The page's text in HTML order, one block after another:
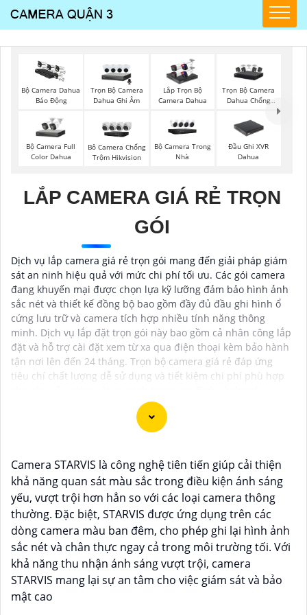
Bộ Camera Dahua
Báo Động
Trọn Bộ Camera
Dahua Ghi Âm
Lắp Trọn Bộ
Camera Dahua
Trọn Bộ Camera
Dahua Chống
Bộ Camera Full
Color Dahua
Bô Camera Chống
Trộm Hikvision
Bộ Camera Trong
Nhà
Đầu Ghi XVR
Dahua
LẮP CAMERA GIÁ RẺ TRỌN
GÓI
Dịch vụ lắp camera giá rẻ trọn gói mang đến giải pháp giám
sát an ninh hiệu quả với mức chi phí tối ưu. Các gói camera
đang khuyến mại được chọn lựa kỹ lưỡng đảm bảo hình ảnh
sắc nét và thiết kế đồng bộ bao gồm đầy đủ đầu ghi hình ổ
cứng lưu trữ và camera tích hợp nhiều tính năng thông
minh. Dịch vụ lắp đặt trọn gói này bao gồm cả nhân công lắp
đặt và hỗ trợ cài đặt xem từ xa qua điện thoại kèm bảo hành
tận nơi lên đến 24 tháng. Trọn bộ camera giá rẻ đáp ứng
tiêu chí chất lượng dễ sử dụng và tiết kiệm chi phí phù hợp
Dạ chắc chắn, đây là tư vấn của tôi về Camera Dahua
chính hãng giá rẻ và chất lượng:
1:Camera Dahua là một thương hiệu nổi tiếng về sản
phẩm an ninh và giám sát.⚒ 2:Để Hoàn toàn tin cậy
mua Camera Dahua chính hãng, bạn nên mua từ các
cửa hàng uy tín hoặc các đại lý chính thức của
Dahua.☄️3:Mức giá của Camera Dahua có thể thay
đổi tùy vào model và chức năng của camera. Bạn nên
Camera STARVIS là công nghệ tiên tiến giúp cải thiện
khả năng quan sát màu sắc trong điều kiện ánh sáng
yếu, vượt trội hơn hẳn so với các loại camera thông
thường. Đặc biệt, STARVIS được ứng dụng trên các
dòng camera màu ban đêm, cho phép ghi lại hình ảnh
sắc nét và chân thực ngay cả trong môi trường tối. Với
khả năng thu nhận ánh sáng vượt trội, camera
STARVIS mang lại sự an tâm cho việc giám sát và bảo
mật cao